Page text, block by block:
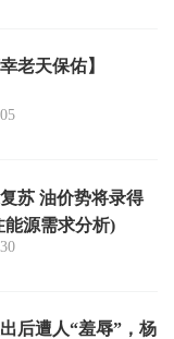
老天保佑】
苏 油价势将录得
能源需求分析)
后遭人“羞辱”，杨